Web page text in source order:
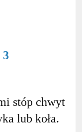
3
stóp chwyt
lub koła.